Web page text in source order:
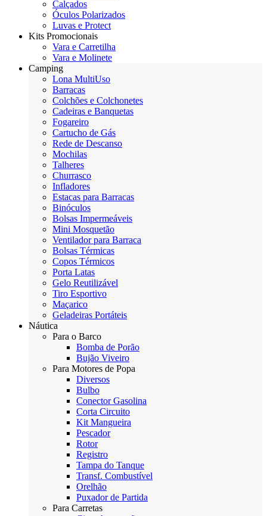
Calçados
Óculos Polarizados
Luvas e Protect
Kits Promocionais
Vara e Carretilha
Vara e Molinete
Camping
Lona MultiUso
Barracas
Colchões e Colchonetes
Cadeiras e Banquetas
Fogareiro
Cartucho de Gás
Rede de Descanso
Mochilas
Talheres
Churrasco
Infladores
Estacas para Barracas
Binóculos
Bolsas Impermeáveis
Mini Mosquetão
Ventilador para Barraca
Bolsas Térmicas
Copos Térmicos
Porta Latas
Gelo Reutilizável
Tiro Esportivo
Maçarico
Geladeiras Portáteis
Náutica
Para o Barco
Bomba de Porão
Bujão Viveiro
Para Motores de Popa
Diversos
Bulbo
Conector Gasolina
Corta Circuito
Kit Mangueira
Pescador
Rotor
Registro
Tampa do Tanque
Transf. Combustível
Orelhão
Puxador de Partida
Para Carretas